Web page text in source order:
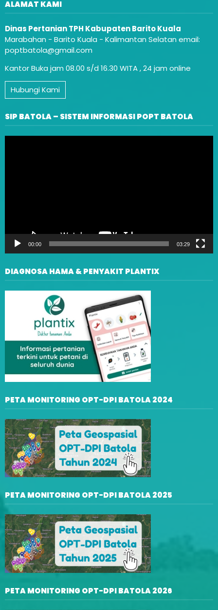
ALAMAT KAMI
Dinas Pertanian TPH Kabupaten Barito Kuala
Marabahan - Barito Kuala - Kalimantan Selatan email:
poptbatola@gmail.com
Kantor Buka jam 08.00 s/d 16.30 WITA , 24 jam online
Hubungi Kami
SIP BATOLA – SISTEM INFORMASI POPT BATOLA
00:00 03:29
DIAGNOSA HAMA & PENYAKIT PLANTIX
PETA MONITORING OPT-DPI BATOLA 2024
PETA MONITORING OPT-DPI BATOLA 2025
PETA MONITORING OPT-DPI BATOLA 2026